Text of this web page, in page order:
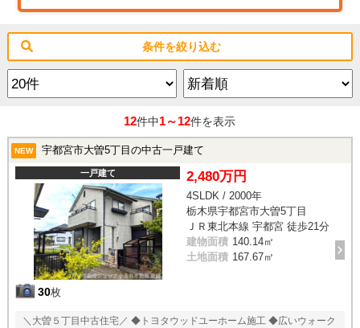
条件を絞り込む
12件中1～12件を表示
NEW 宇都宮市大曽5丁目の中古一戸建て
一戸建て
30枚
2,480万円
4SLDK / 2000年
栃木県宇都宮市大曽5丁目
ＪＲ東北本線 宇都宮 徒歩21分
建物面積 140.14㎡
土地面積 167.67㎡
＼大曽５丁目中古住宅／ ◆トヨタウッドユーホーム施工 ◆広いウォーク